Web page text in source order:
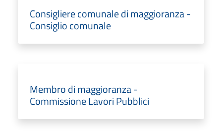
Consigliere comunale di maggioranza -
Consiglio comunale
Membro di maggioranza -
Commissione Lavori Pubblici